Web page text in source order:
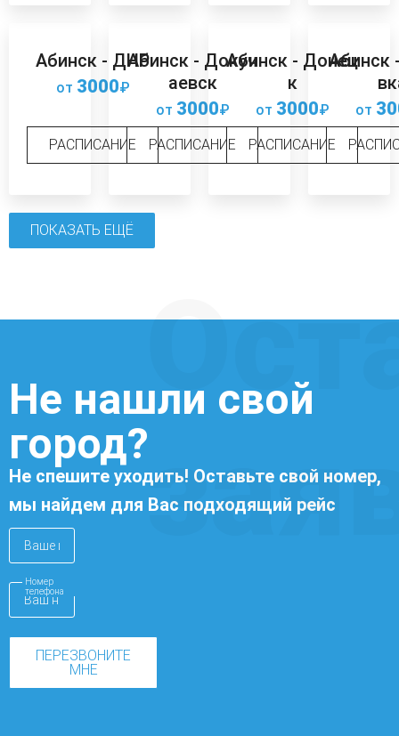
Абинск - ДНР
от 3000₽
РАСПИСАНИЕ
Абинск - Докуч
аевск
от 3000₽
РАСПИСАНИЕ
Абинск - Донец
к
от 3000₽
РАСПИСАНИЕ
Абинск
от
ПОКАЗАТЬ ЕЩЁ
Не нашли свой
город?
Не спешите уходить! Оставьте свой номер,
мы найдем для Вас подходящий рейс
Номер
телефона
ПЕРЕЗВОНИТЕ
МНЕ